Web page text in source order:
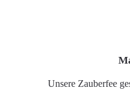
Unsere Zauberfee